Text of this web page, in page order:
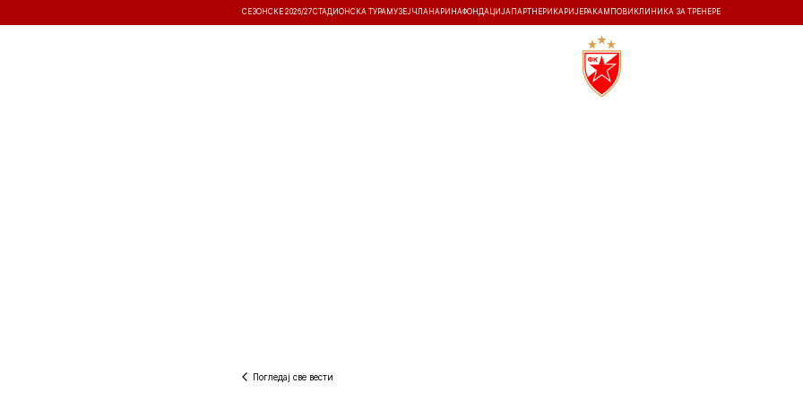
СЕЗОНСКЕ 2026/27СТАДИОНСКА ТУРА МУЗЕЈ ЧЛАНАРИНАФОНДАЦИЈА ПАРТНЕРИ КАРИЈЕРА КАМПОВИ КЛИНИКА ЗА ТРЕНЕРЕ
Погледај све вести